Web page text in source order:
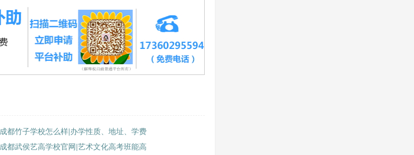
成都竹子学校怎么样|办学性质、地址、学费
成都武侯艺高学校官网|艺术文化高考班能高